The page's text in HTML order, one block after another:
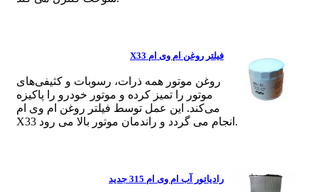
فیلتر روغن ام وی ام X33
روغن موتور همه ذرات، رسوبات و کثیفی‌های
موتور را تمیز کرده و موتور خودرو را پاکیزه
می‌کند. این عمل توسط فیلتر روغن ام وی ام
X33 انجام می گردد و راندمان موتور بالا می رود.
رادیاتور آب ام وی ام 315 جدید